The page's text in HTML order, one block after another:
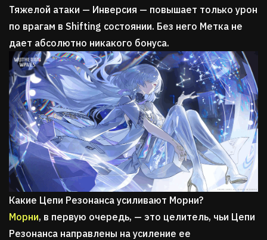
Тяжелой атаки — Инверсия — повышает только урон
по врагам в Shifting состоянии. Без него Метка не
дает абсолютно никакого бонуса.
Какие Цепи Резонанса усиливают Морни?
Морни, в первую очередь, — это целитель, чьи Цепи
Резонанса направлены на усиление ее